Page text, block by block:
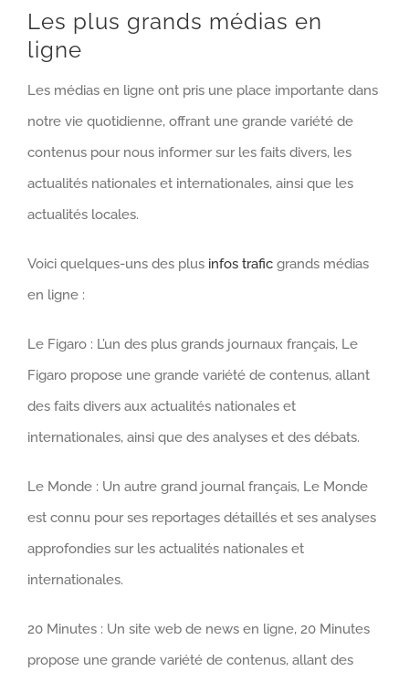
Les plus grands médias en
ligne
Les médias en ligne ont pris une place importante dans
notre vie quotidienne, offrant une grande variété de
contenus pour nous informer sur les faits divers, les
actualités nationales et internationales, ainsi que les
actualités locales.
Voici quelques-uns des plus infos trafic grands médias
en ligne :
Le Figaro : L’un des plus grands journaux français, Le
Figaro propose une grande variété de contenus, allant
des faits divers aux actualités nationales et
internationales, ainsi que des analyses et des débats.
Le Monde : Un autre grand journal français, Le Monde
est connu pour ses reportages détaillés et ses analyses
approfondies sur les actualités nationales et
internationales.
20 Minutes : Un site web de news en ligne, 20 Minutes
propose une grande variété de contenus, allant des